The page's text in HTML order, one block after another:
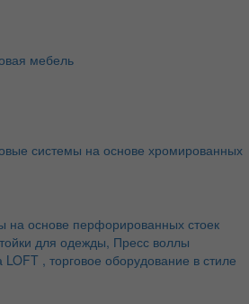
мебель
системы на основе хромированных
на основе перфорированных стоек
для одежды, Пресс воллы
LOFT , торговое оборудование в стиле